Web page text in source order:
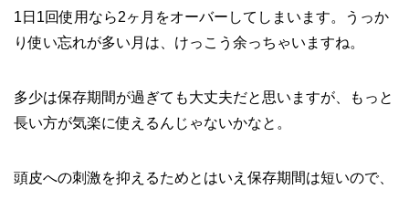
1日1回使用なら2ヶ月をオーバーしてしまいます。うっか
り使い忘れが多い月は、けっこう余っちゃいますね。
多少は保存期間が過ぎても大丈夫だと思いますが、もっと
長い方が気楽に使えるんじゃないかなと。
頭皮への刺激を抑えるためとはいえ保存期間は短いので、